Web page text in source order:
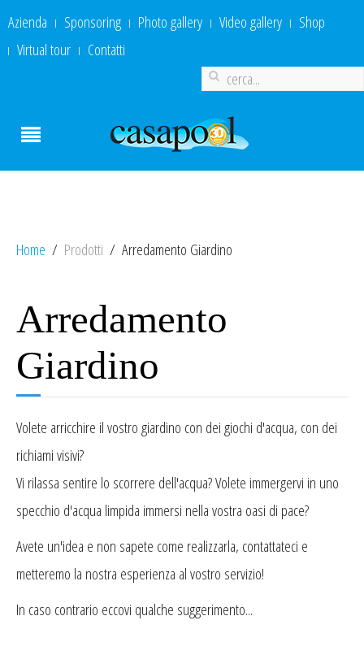
Azienda Sponsoring Photo gallery Video gallery
Shop
Virtual tour
Contatti
Home Prodotti Arredamento Giardino
Arredamento
Giardino
Volete arricchire il vostro giardino con dei giochi d'acqua, con dei
richiami visivi?
Vi rilassa sentire lo scorrere dell'acqua? Volete immergervi in uno
specchio d'acqua limpida immersi nella vostra oasi di pace?
Avete un'idea e non sapete come realizzarla, contattateci e
metteremo la nostra esperienza al vostro servizio!
In caso contrario eccovi qualche suggerimento...